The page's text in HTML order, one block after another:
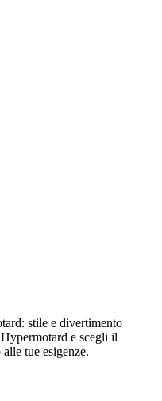
stile e divertimento
e scegli il
tue esigenze.